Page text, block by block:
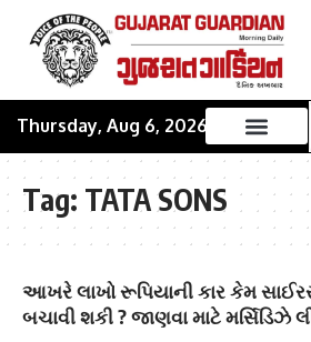
Thursday, Aug 6, 2026
Tag: TATA SONS
આખરે લાખો રૂપિયાની કાર કેમ
બચાવી શકી ? જાણવા માટે મર્સિડિઝે